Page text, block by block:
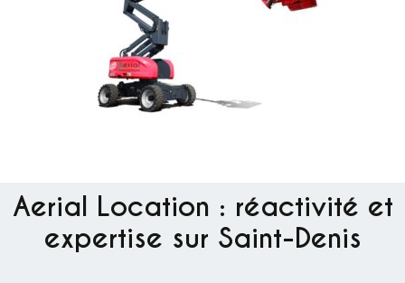
Aerial Location : réactivité et
expertise sur Saint-Denis